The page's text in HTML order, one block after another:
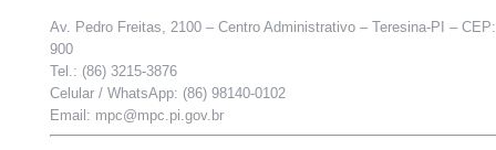
Av. Pedro Freitas, 2100 – Centro Administrativo – Teresina-PI –
900
Tel.: (86) 3215-3876
Celular / WhatsApp: (86) 98140-0102
Email: mpc@mpc.pi.gov.br